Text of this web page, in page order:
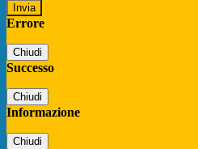
Errore
Chiudi
Successo
Chiudi
Informazione
Chiudi